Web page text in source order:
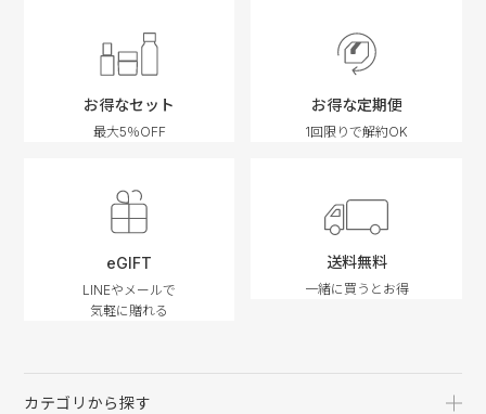
お得なセット
最大5％OFF
お得な定期便
1回限りで解約OK
eGIFT
LINEやメールで
気軽に贈れる
送料無料
一緒に買うとお得
カテゴリから探す